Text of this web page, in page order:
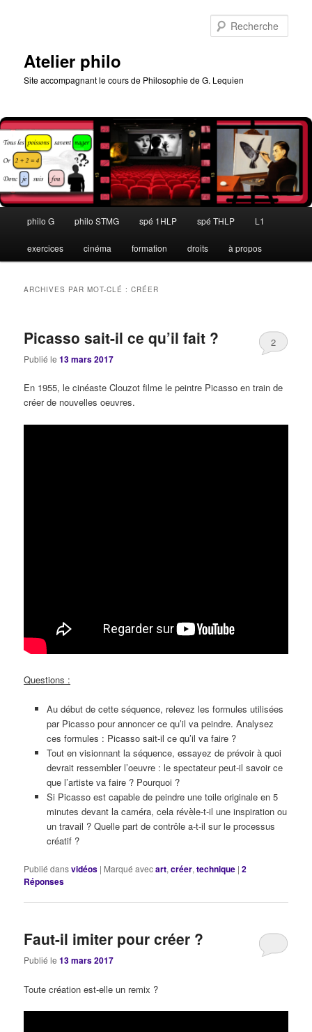
Atelier philo
Site accompagnant le cours de Philosophie de G. Lequien
principal
philo G philo STMG spé 1HLP spé THLP L1
exercices cinéma formation droits à propos
ARCHIVES PAR MOT-CLÉ :CRÉER
Picasso sait-il ce qu’il fait ?
Publié le13 mars 2017
2
En 1955, le cinéaste Clouzot filme le peintre Picasso en train de
créer de nouvelles oeuvres.
Questions :
Au début de cette séquence, relevez les formules utilisées
par Picasso pour annoncer ce qu’il va peindre. Analysez
ces formules : Picasso sait-il ce qu’il va faire ?
Tout en visionnant la séquence, essayez de prévoir à quoi
devrait ressembler l’oeuvre : le spectateur peut-il savoir ce
que l’artiste va faire ? Pourquoi ?
Si Picasso est capable de peindre une toile originale en 5
minutes devant la caméra, cela révèle-t-il une inspiration ou
un travail ? Quelle part de contrôle a-t-il sur le processus
créatif ?
Publié dansvidéos | Marqué avecart,créer,technique |2
Réponses
Faut-il imiter pour créer ?
Publié le13 mars 2017
Toute création est-elle un remix ?